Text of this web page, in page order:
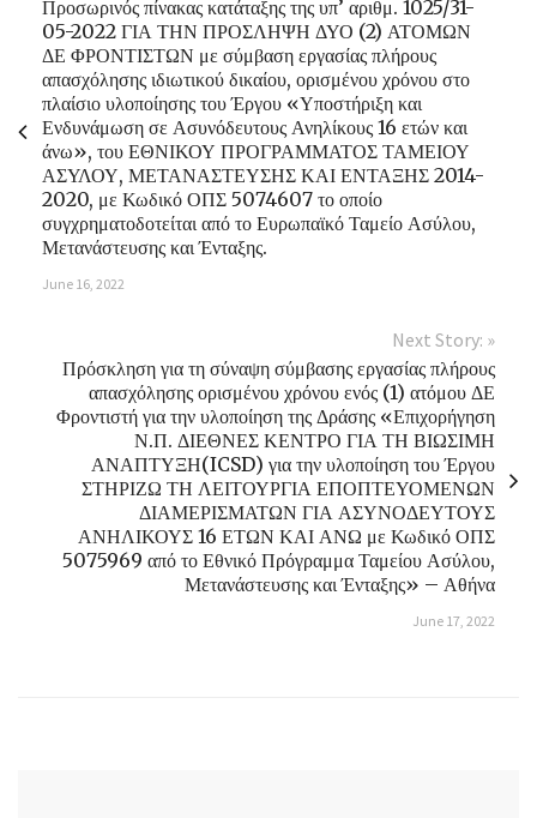
Προσωρινός πίνακας κατάταξης της υπ’ αριθμ. 1025/31-
05-2022 ΓΙΑ ΤΗΝ ΠΡΟΣΛΗΨΗ ΔΥΟ (2) ΑΤΟΜΩΝ
ΔΕ ΦΡΟΝΤΙΣΤΩΝ με σύμβαση εργασίας πλήρους
απασχόλησης ιδιωτικού δικαίου, ορισμένου χρόνου στο
πλαίσιο υλοποίησης του Έργου «Υποστήριξη και
Ενδυνάμωση σε Ασυνόδευτους Ανηλίκους 16 ετών και
άνω», του ΕΘΝΙΚΟΥ ΠΡΟΓΡΑΜΜΑΤΟΣ ΤΑΜΕΙΟΥ
ΑΣΥΛΟΥ, ΜΕΤΑΝΑΣΤΕΥΣΗΣ ΚΑΙ ΕΝΤΑΞΗΣ 2014-
2020, με Κωδικό ΟΠΣ 5074607 το οποίο
συγχρηματοδοτείται από το Ευρωπαϊκό Ταμείο Ασύλου,
Μετανάστευσης και Ένταξης.
June 16, 2022
Next Story: »
Πρόσκληση για τη σύναψη σύμβασης εργασίας πλήρους
απασχόλησης ορισμένου χρόνου ενός (1) ατόμου ΔΕ
Φροντιστή για την υλοποίηση της Δράσης «Επιχορήγηση
Ν.Π. ΔΙΕΘΝΕΣ ΚΕΝΤΡΟ ΓΙΑ ΤΗ ΒΙΩΣΙΜΗ
ΑΝΑΠΤΥΞΗ(ICSD) για την υλοποίηση του Έργου
ΣΤΗΡΙΖΩ ΤΗ ΛΕΙΤΟΥΡΓΙΑ ΕΠΟΠΤΕΥΟΜΕΝΩΝ
ΔΙΑΜΕΡΙΣΜΑΤΩΝ ΓΙΑ ΑΣΥΝΟΔΕΥΤΟΥΣ
ΑΝΗΛΙΚΟΥΣ 16 ΕΤΩΝ ΚΑΙ ΑΝΩ με Κωδικό ΟΠΣ
5075969 από το Εθνικό Πρόγραμμα Ταμείου Ασύλου,
Μετανάστευσης και Ένταξης» – Αθήνα
June 17, 2022